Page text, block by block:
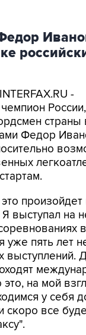
-
страны
Федор
выступал на
в
уже пять лет
на мой
у себя
скоро все